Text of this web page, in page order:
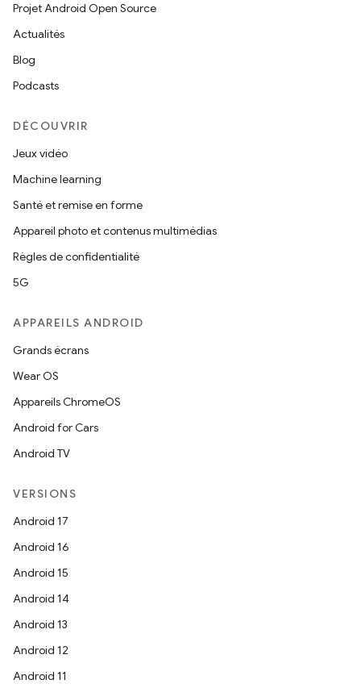
Projet Android Open Source
Actualités
Blog
Podcasts
DÉCOUVRIR
Jeux vidéo
Machine learning
Santé et remise en forme
Appareil photo et contenus multimédias
Règles de confidentialité
5G
APPAREILS ANDROID
Grands écrans
Wear OS
Appareils ChromeOS
Android for Cars
Android TV
VERSIONS
Android 17
Android 16
Android 15
Android 14
Android 13
Android 12
Android 11